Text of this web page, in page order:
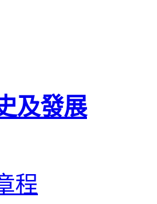
及發展
程